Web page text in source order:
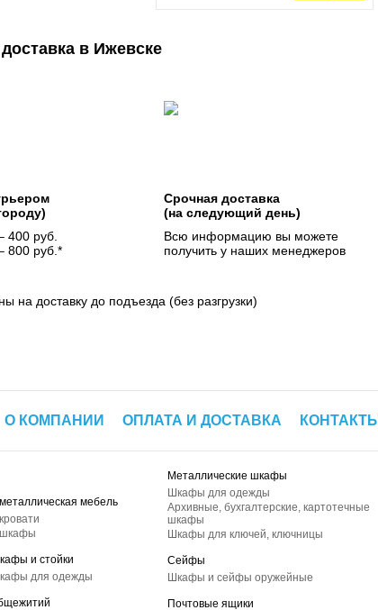
в Ижевске
400 руб.
800 руб.*
Срочная доставка
(на следующий день)
Всю информацию вы можете
получить у наших менеджеров
на доставку до подъезда (без разгрузки)
О КОМПАНИИ ОПЛАТА И ДОСТАВКА КОНТАКТЫ
мебель
шкафы
и стойки
для одежды
Металлические шкафы
Шкафы для одежды
Архивные, бухгалтерские, картотечные
шкафы
Шкафы для ключей, ключницы
Сейфы
Шкафы и сейфы оружейные
Почтовые ящики